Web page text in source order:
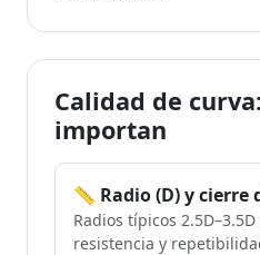
Calidad de
importan
📏 Radio (D) y cierre
Radios típicos
resistencia y